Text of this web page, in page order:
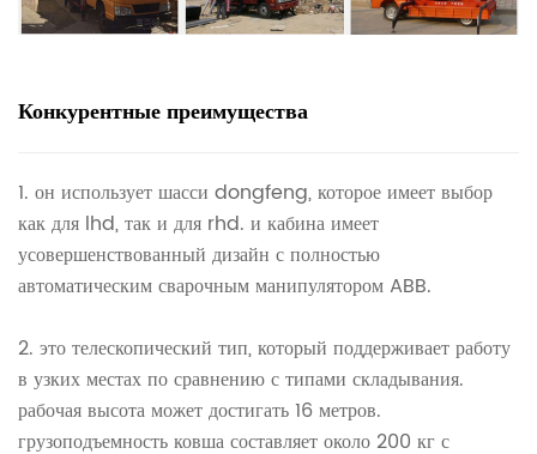
Конкурентные преимущества
1. он использует шасси dongfeng, которое имеет выбор
как для lhd, так и для rhd. и кабина имеет
усовершенствованный дизайн с полностью
автоматическим сварочным манипулятором ABB.
2. это телескопический тип, который поддерживает работу
в узких местах по сравнению с типами складывания.
рабочая высота может достигать 16 метров.
грузоподъемность ковша составляет около 200 кг с